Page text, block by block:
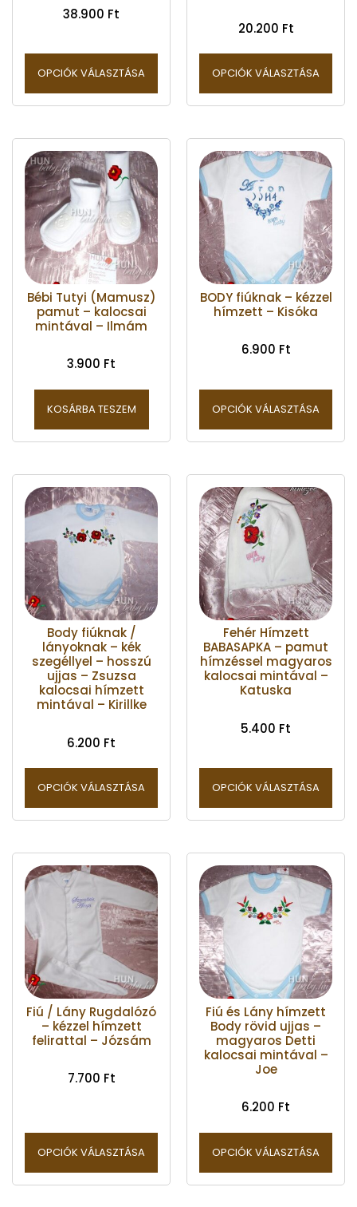
38.900 Ft
OPCIÓK VÁLASZTÁSA
20.200 Ft
OPCIÓK VÁLASZTÁSA
Bébi Tutyi (Mamusz)
pamut – kalocsai
mintával – Ilmám
3.900 Ft
KOSÁRBA TESZEM
BODY fiúknak – kézzel
hímzett – Kisóka
6.900 Ft
OPCIÓK VÁLASZTÁSA
Body fiúknak /
lányoknak – kék
szegéllyel – hosszú
ujjas – Zsuzsa
kalocsai hímzett
mintával – Kirillke
6.200 Ft
OPCIÓK VÁLASZTÁSA
Fehér Hímzett
BABASAPKA – pamut
hímzéssel magyaros
kalocsai mintával –
Katuska
5.400 Ft
OPCIÓK VÁLASZTÁSA
Fiú / Lány Rugdalózó
– kézzel hímzett
felirattal – Józsám
7.700 Ft
OPCIÓK VÁLASZTÁSA
Fiú és Lány hímzett
Body rövid ujjas –
magyaros Detti
kalocsai mintával –
Joe
6.200 Ft
OPCIÓK VÁLASZTÁSA